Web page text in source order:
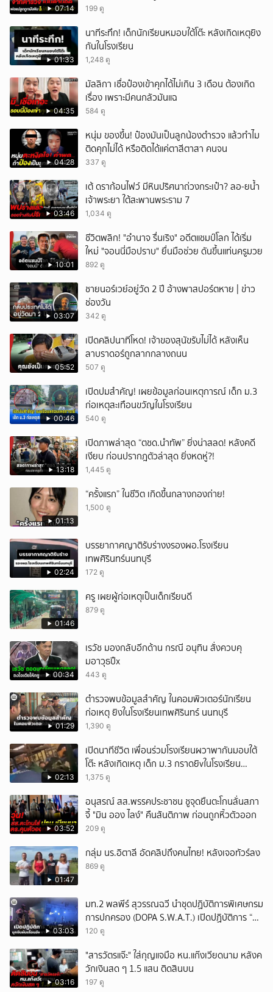
07:14 199 ดู
01:33
นาทีระทึก! เด็กนักเรียนหมอบใต้โต๊ะ หลังเกิดเหตุยิง
กันในโรงเรียน
1,248 ดู
04:35
มัลลิกา เชื่อป๋องเข้าคุกได้ไม่เกิน 3 เดือน ต้องเกิด
เรื่อง เพราะมีคนกลัวมันแฉ
584 ดู
04:28
หนุ่ม ของขึ้น! ป๋องมันเป็นลูกน้องตำรวจ แล้วทำไม
ติดคุกไม่ได้ หรือติดได้แค่ตาสีตาสา คนจน
337 ดู
03:46
เต้ ดราก้อนไฟว์ มีหินปริศนาถ่วงกระเป๋า? ลอ-ยน้ำ
เจ้าพระยา ใต้สะพานพระราม 7
1,034 ดู
10:01
ชีวิตพลิก! "อำนาจ รื่นเริง" อดีตแชมป์โลก ได้เริ่ม
ใหม่ "จอนนี่มือปราบ" ยื่นมือช่วย ดันขึ้นแท่นครูมวย
892 ดู
03:07
ชายนอร์เวย์อยู่วัด 2 ปี อ้างพาสปอร์ตหาย | ข่าว
ช่องวัน
342 ดู
05:52
เปิดคลิปนาทีโหด! เจ้าของสุนัขรับไม่ได้ หลังเห็น
ลาบราดอร์ถูกลากกลางถนน
507 ดู
00:46
เปิดปมสำคัญ! เผยข้อมูลก่อนเหตุการณ์ เด็ก ม.3
ก่อเหตุสะเทือนขวัญในโรงเรียน
540 ดู
13:18
เปิดภาพล่าสุด “ตชด.นำทัพ” ยิ่งน่าสลด! หลังคดี
เงียบ ก่อนปรากฎตัวล่าสุด ยิ่งหดหู่?!
1,445 ดู
01:13
“ครั้งแรก” ในชีวิต เกิดขึ้นกลางกองถ่าย!
1,500 ดู
02:24
บรรยากาศญาติรับร่างงรองผอ.โรงเรียน
เทพศิรินทร์นนทบุรี
172 ดู
01:46
ครู เผยผู้ก่อเหตุเป็นเด็กเรียนดี
879 ดู
00:34
เรวัช มองกลับอีกด้าน กรณี อนุทิน สั่งควบคุ
มอาวุธปืx
443 ดู
01:29
ตำรวจพบข้อมูลสำคัญ ในคอมพิวเตอร์นักเรียน
ก่อเหตุ ยิงในโรงเรียนเทพศิรินทร์ นนทบุรี
1,390 ดู
02:13
เปิดนาทีชีวิต เพื่อนร่วมโรงเรียนผวาพากันมอบใต้
โต๊ะ หลังเกิดเหตุ เด็ก ม.3 กราดยิvในโรงเรียน
เทพศิรินทร์นนท์ แบบไม่เลือกหน้า เสียงปืนดังสนั่น
1,375 ดู
03:52
อนุสรณ์ สส.พรรคประชาชน ชูจุดยืนตะโกนลั่นสภา
จี้ "มิน ออง ไลง์" คืนสันติภาพ ก่อนถูกหิ้วตัวออก
209 ดู
01:47
กลุ่ม นร.อิตาลี อัดคลิปถึงคนไทย! หลังเจอทัวร์ลง
869 ดู
03:03
มท.2 พลพีร์ สุวรรณฉวี นำชุดปฏิบัติการพิเศษกรม
การปกครอง (DOPA S.W.A.T.) เปิดปฏิบัติการ “บา
รมีโสธร” บุกจับผับเถื่อนอัพยา กลางเมืองแปดริ้ว
120 ดู
03:16
"สารวัตรแจ๊ะ" ใส่กุญแจมือ หน.แก๊งเวียดนาม หลังค
วักเงินสด ๆ 1.5 แสน ติดสินบน
197 ดู